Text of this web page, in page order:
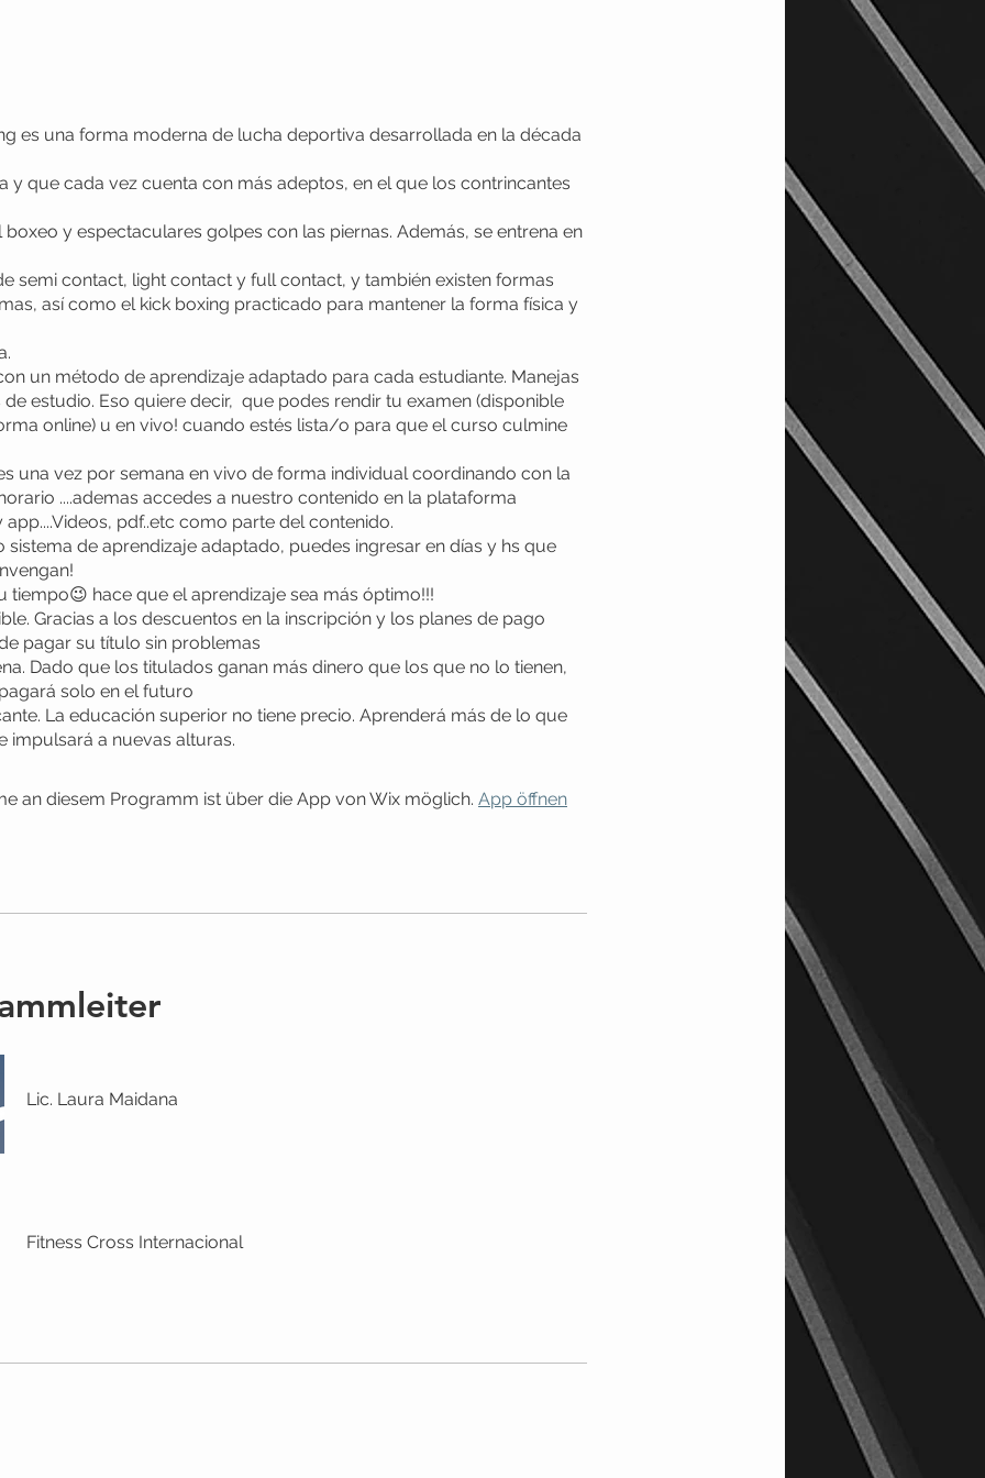
es una forma moderna de lucha deportiva desarrollada en la década
y que cada vez cuenta con más adeptos, en el que los contrincantes
boxeo y espectaculares golpes con las piernas. Además, se entrena en
semi contact, light contact y full contact, y también existen formas
así como el kick boxing practicado para mantener la forma física y
un método de aprendizaje adaptado para cada estudiante. Manejas
estudio. Eso quiere decir, que podes rendir tu examen (disponible
online) u en vivo! cuando estés lista/o para que el curso culmine
una vez por semana en vivo de forma individual coordinando con la
....ademas accedes a nuestro contenido en la plataforma
app....Videos, pdf..etc como parte del contenido.
sistema de aprendizaje adaptado, puedes ingresar en días y hs que
tiempo😉 hace que el aprendizaje sea más óptimo!!!
Gracias a los descuentos en la inscripción y los planes de pago
pagar su título sin problemas
Dado que los titulados ganan más dinero que los que no lo tienen,
solo en el futuro
La educación superior no tiene precio. Aprenderá más de lo que
impulsará a nuevas alturas.
an diesem Programm ist über die App von Wix möglich. App öffnen
Lic. Laura Maidana
Fitness Cross Internacional